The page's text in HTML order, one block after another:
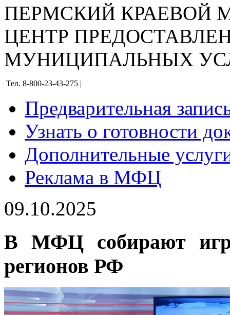
ПЕРМСКИЙ КРАЕВОЙ
ЦЕНТР
МУНИЦИПАЛЬНЫХ
Тел. 8-800-23-43-275 |
Предварительная
Узнать о готовности
Дополнительные
Реклама в МФЦ
09.10.2025
В МФЦ собирают
регионов РФ